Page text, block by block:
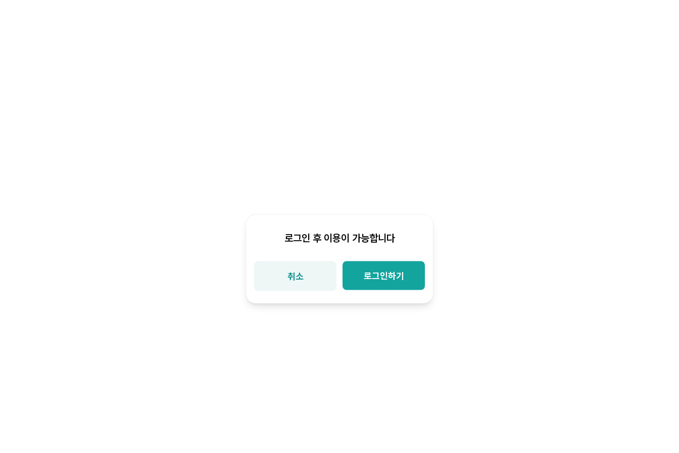
로그인 후 이용이 가능합니다
취소 로그인하기